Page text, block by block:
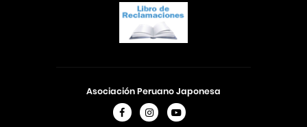
Asociación Peruano Japonesa